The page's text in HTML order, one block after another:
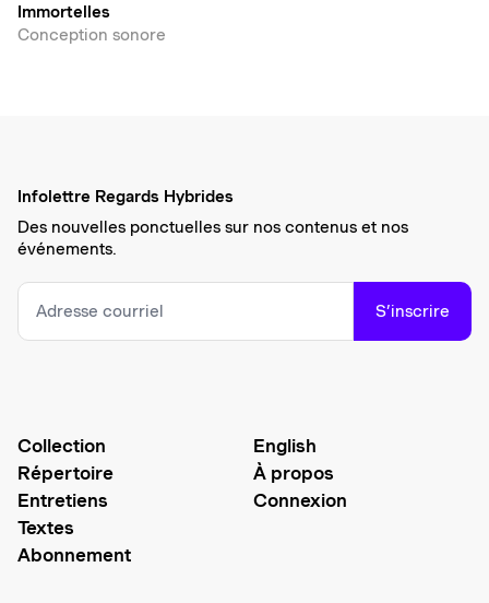
Immortelles
Conception sonore
Infolettre Regards Hybrides
Des nouvelles ponctuelles sur nos contenus et nos
événements.
S’inscrire
Collection
Répertoire
Entretiens
Textes
Abonnement
English
À propos
Connexion